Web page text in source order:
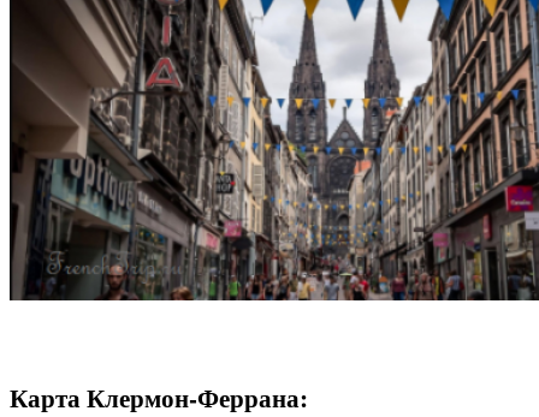
Карта Клермон-Феррана: